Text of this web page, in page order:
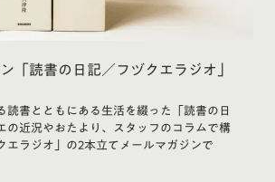
「読書の日記／フヅクエラジオ」
読書とともにある生活を綴った「読書の日
の近況やおたより、スタッフのコラムで構
エラジオ」の2本立てメールマガジンで